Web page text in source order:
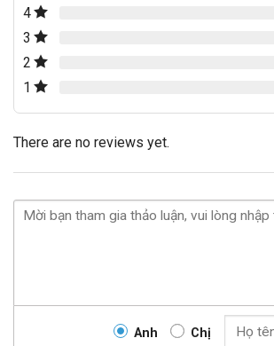
4
3
2
1
There are no reviews yet.
Anh Chị